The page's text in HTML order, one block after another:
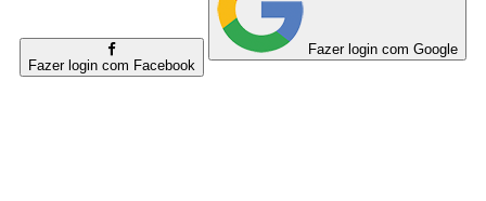
Fazer login com Facebook
Fazer login com Google